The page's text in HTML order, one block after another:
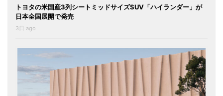
トヨタの米国産3列シートミッドサイズSUV「ハイランダー」が
日本全国展開で発売
3日 ago